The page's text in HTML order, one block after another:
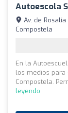
Autoescola
Av. de
Compostela
En la
los medios para
Compostela.
leyendo